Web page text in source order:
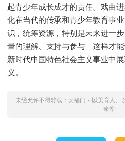
起青少年成长成才的责任。戏曲
化在当代的传承和青少年教育事
识，统筹资源，特别是未来进一
量的理解、支持与参与，这样才
新时代中国特色社会主义事业中
义。
未经允许不得转载： 大福门 » 以美育人、
素养